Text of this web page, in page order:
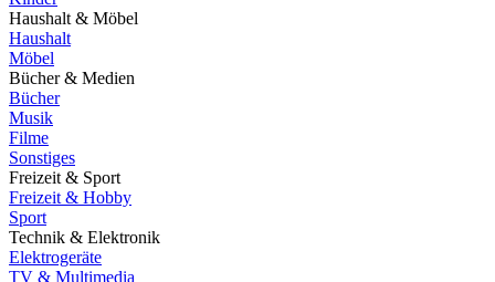
Haushalt & Möbel
Haushalt
Möbel
Bücher & Medien
Bücher
Musik
Filme
Sonstiges
Freizeit & Sport
Freizeit & Hobby
Sport
Technik & Elektronik
Elektrogeräte
TV & Multimedia